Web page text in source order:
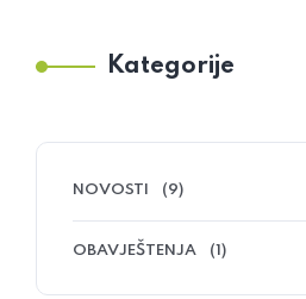
Kategorije
NOVOSTI (9)
OBAVJEŠTENJA (1)